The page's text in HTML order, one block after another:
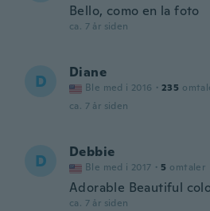
Bello, como en la foto
ca. 7 år siden
D Diane
Ble med i 2016 · 235
ca. 7 år siden
D Debbie
Ble med i 2017 · 5 omtaler
Adorable Beautiful
ca. 7 år siden